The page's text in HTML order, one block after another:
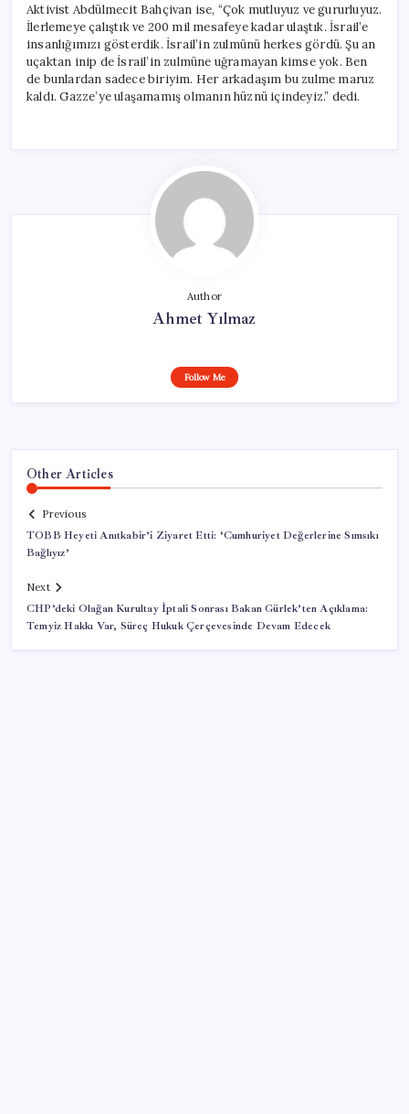
Aktivist Abdülmecit Bahçivan ise, “Çok mutluyuz ve gururluyuz.
İlerlemeye çalıştık ve 200 mil mesafeye kadar ulaştık. İsrail’e
insanlığımızı gösterdik. İsrail’in zulmünü herkes gördü. Şu an
uçaktan inip de İsrail’in zulmüne uğramayan kimse yok. Ben
de bunlardan sadece biriyim. Her arkadaşım bu zulme maruz
kaldı. Gazze’ye ulaşamamış olmanın hüznü içindeyiz.” dedi.
Author
Ahmet Yılmaz
Follow Me
Other Articles
Previous
TOBB Heyeti Anıtkabir’i Ziyaret Etti: ‘Cumhuriyet Değerlerine Sımsıkı
Bağlıyız’
Next
CHP’deki Olağan Kurultay İptali Sonrası Bakan Gürlek’ten Açıklama:
Temyiz Hakkı Var, Süreç Hukuk Çerçevesinde Devam Edecek